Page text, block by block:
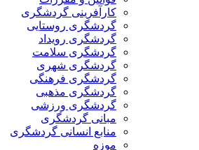
کارآفرینی گردشگری
گردشگری روستایی
گردشگری رویداد
گردشگری سلامت
گردشگری شهری
گردشگری فرهنگی
گردشگری مذهبی
گردشگری ورزشی
مبانی گردشگری
منابع انسانی گردشگری
موزه